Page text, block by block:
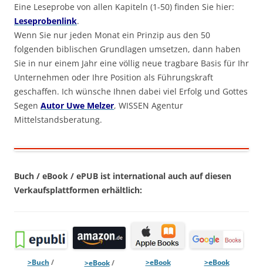
Eine Leseprobe von allen Kapiteln (1-50) finden Sie hier:
Leseprobenlink.
Wenn Sie nur jeden Monat ein Prinzip aus den 50
folgenden biblischen Grundlagen umsetzen, dann haben
Sie in nur einem Jahr eine völlig neue tragbare Basis für Ihr
Unternehmen oder Ihre Position als Führungskraft
geschaffen. Ich wünsche Ihnen dabei viel Erfolg und Gottes
Segen Autor Uwe Melzer, WISSEN Agentur
Mittelstandsberatung.
Buch / eBook / ePUB ist international auch auf diesen
Verkaufsplattformen erhältlich:
>Buch /
>eBook/
>eBook >eBook